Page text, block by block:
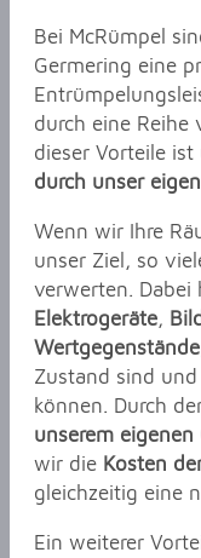
Bei McRümpel
Germering eine
durch eine Reihe
dieser Vorteile ist
durch unser
Wenn wir Ihre
unser Ziel, so
verwerten. Dabei
Elektrogeräte,
Wertgegenstände
Zustand sind
können. Durch
unserem
wir die Kosten
gleichzeitig eine
Ein weiterer